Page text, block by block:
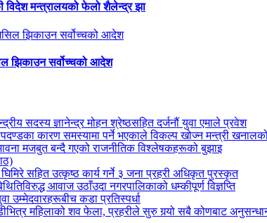
विदेश मन्त्रालयको फेलो शैलेन्द्र झा
झिकाउन सर्वोच्चको आदेश
सदस्य ज्ञानेन्द्र मोहन श्रेष्ठसहित दर्जनौं युवा एमाले प्रवेश
कारण समस्यामा पर्ने भएकाले विकल्प खोज्न मन्त्री
मजबुत बन्दै गएको राजनीतिक विश्लेषकहरूको बुझाइ
सहित उत्कृष्ठ कार्य गर्ने ३ जना प्रहरी अधिकृत पुरस्कृत
आवाज उठाँउदा नगरपालिकाको धम्कीपूर्ण विज्ञप्ति
उम्मेदवारहरूबीच कडा प्रतिस्पर्धा
महिलाको शव फेला, प्रहरीले सुरु गर्‍यो सबै कोणबाट